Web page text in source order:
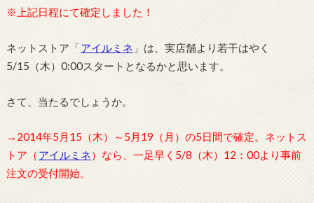
※上記日程にて確定しました！
ネットストア「アイルミネ 」は、実店舗より若干はやく
5/15（木）0:00スタートとなるかと思います。
さて、当たるでしょうか。
→2014年5月15（木）～5月19（月）の5日間で確定。ネットス
トア（ アイルミネ）なら、一足早く5/8（木）12：00より事前
注文の受付開始。